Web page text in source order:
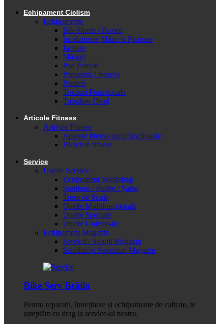
Echipament Ciclism
Echipamente
Bib Shorts / Boxeri
Încălzitoare Mâini și Picioare
Jachete
Mănuși
Pad Pantofi
Pantaloni / Jerseys
Pantofi
Tricouri Funcționale
Tubulare-Head
Articole Fitness
Articole Fitness
Aparate fitness multifunctionale
Biciclete fitness
Service
Unelte Service
Echipament Workshop
Șuruburi / Piulițe / Șaibe
Truse de Scule
Unelte Multifuncționale
Unelte Speciale
Unelte Universale
Echipament Magazin
Servicii / Soluții Magazin
Standuri și Suporturi Magazin
Bike Serv Brăila
Pentru reparații, întreținere și echipamente de calitate, te
așteptăm cu drag la service-ul nostru.